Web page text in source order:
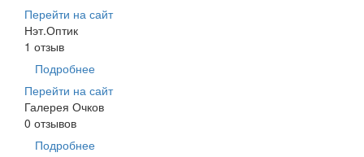
Перейти на сайт
Нэт.Оптик
1 отзыв
Подробнее
Перейти на сайт
Галерея Очков
0 отзывов
Подробнее